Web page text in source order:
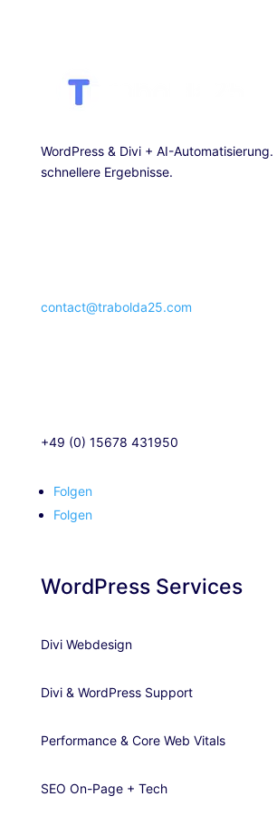
WordPress & Divi + AI-Automatisierung.
schnellere Ergebnisse.
contact@trabolda25.com
+49 (0) 15678 431950
Folgen
Folgen
WordPress Services
Divi Webdesign
Divi & WordPress Support
Performance & Core Web Vitals
SEO On-Page + Tech